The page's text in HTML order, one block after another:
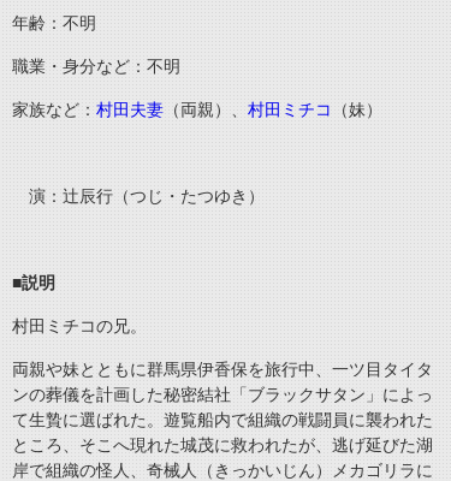
年齢：不明
職業・身分など：不明
家族など： 村田夫妻 （両親）、 村田ミチコ （妹）
演：辻辰行（つじ・たつゆき）
■説明
村田ミチコの兄。
両親や妹とともに群馬県伊香保を旅行中、一ツ目タイタ
ンの葬儀を計画した秘密結社「ブラックサタン」によっ
て生贄に選ばれた。遊覧船内で組織の戦闘員に襲われた
ところ、そこへ現れた城茂に救われたが、逃げ延びた湖
岸で組織の怪人、奇械人（きっかいじん）メカゴリラに